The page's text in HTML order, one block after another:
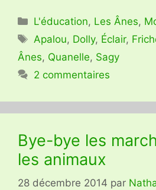
Catégories
L'éducation, Les Ânes,
Étiquettes
Apalou, Dolly, Éclair,
Ânes, Quanelle, Sagy
2 commentaires
Bye-bye les
les animaux
28 décembre 2014 par